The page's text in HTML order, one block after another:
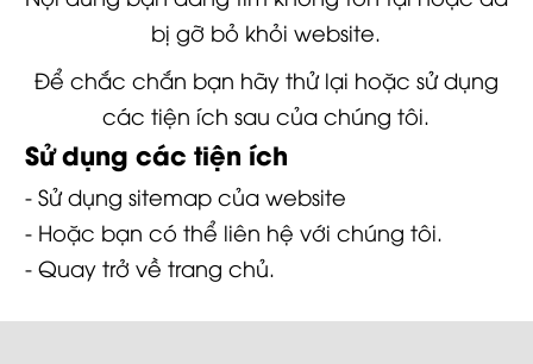
bị gỡ bỏ khỏi website.
Để chắc chắn bạn hãy thử lại hoặc sử dụng
các tiện ích sau của chúng tôi.
Sử dụng các tiện ích
- Sử dụng sitemapcủa website
- Hoặc bạn có thể liên hệ với chúng tôi.
- Quay trở về trang chủ.